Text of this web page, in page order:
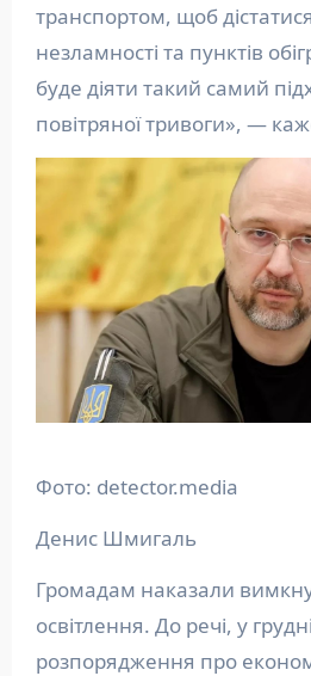
транспортом, щоб
незламності та пунктів
буде діяти такий самий
повітряної тривоги», —
Фото: detector.media
Денис Шмигаль
Громадам наказали
освітлення. До речі, у
розпорядження про